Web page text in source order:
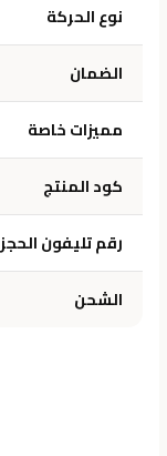
نوع الحركة
الضمان
مميزات خاصة
كود المنتج
رقم تليفون الحجز
الشحن